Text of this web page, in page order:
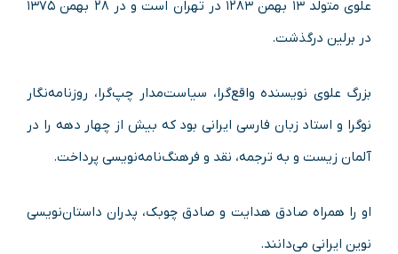
علوی متولد ۱۳ بهمن ۱۲۸۳ در تهران است و در ۲۸ بهمن ۱۳۷۵
در برلین درگذشت.
بزرگ علوی نویسنده واقع‌گرا، سیاست‌مدار چپ‌گرا، روزنامه‌نگار
نوگرا و استاد زبان فارسی ایرانی بود که بیش از چهار دهه را در
آلمان زیست و به ترجمه، نقد و فرهنگ‌نامه‌نویسی پرداخت.
او را همراه صادق هدایت و صادق چوبک، پدران داستان‌نویسی
نوین ایرانی می‌دانند.